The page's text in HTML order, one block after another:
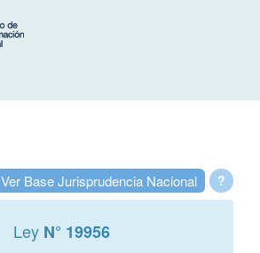
?
Ver Base Jurisprudencia Nacional
Ley N° 19956